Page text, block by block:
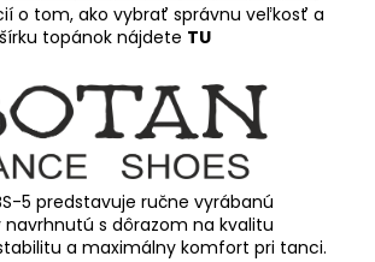
o tom, ako vybrať správnu veľkosť a
šírku topánok nájdete TU
5 predstavuje ručne vyrábanú
s dôrazom na kvalitu
a maximálny komfort pri tanci.